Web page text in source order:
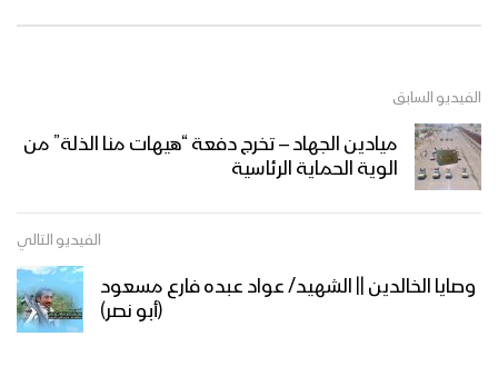
الفيديو السابق
ميادين الجهاد – تخرج دفعة “هيهات منا الذلة” من
الوية الحماية الرئاسية
الفيديو التالي
وصايا الخالدين || الشهيد/ عواد عبده فارع مسعود
(أبو نصر)